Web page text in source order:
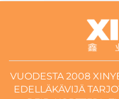
VUODESTA 2008
EDELLÄKÄVIJÄ